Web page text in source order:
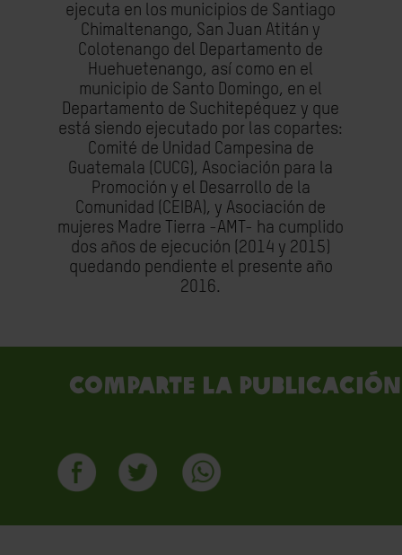
ejecuta en los municipios de Santiago
Chimaltenango, San Juan Atitán y
Colotenango del Departamento de
Huehuetenango, así como en el
municipio de Santo Domingo, en el
Departamento de Suchitepéquez y que
está siendo ejecutado por las copartes:
Comité de Unidad Campesina de
Guatemala (CUCG), Asociación para la
Promoción y el Desarrollo de la
Comunidad (CEIBA), y Asociación de
mujeres Madre Tierra -AMT- ha cumplido
dos años de ejecución (2014 y 2015)
quedando pendiente el presente año
2016.
Comparte la publicación